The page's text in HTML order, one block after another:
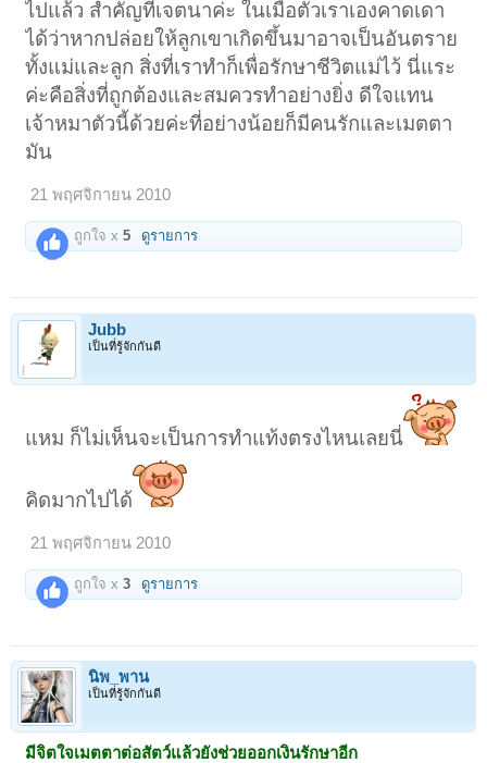
ไปแล้ว สำคัญที่เจตนาค่ะ ในเมื่อตัวเราเองคาดเดา
ได้ว่าหากปล่อยให้ลูกเขาเกิดขึ้นมาอาจเป็นอันตราย
ทั้งแม่และลูก สิ่งที่เราทำก็เพื่อรักษาชีวิตแม่ไว้ นี่แระ
ค่ะคือสิ่งที่ถูกต้องและสมควรทำอย่างยิ่ง ดีใจแทน
เจ้าหมาตัวนี้ด้วยค่ะที่อย่างน้อยก็มีคนรักและเมตตา
มัน
21 พฤศจิกายน 2010
ถูกใจ x5 ดูรายการ
Jubb
เป็นที่รู้จักกันดี
แหม ก็ไม่เห็นจะเป็นการทำแท้งตรงไหนเลยนี่
คิดมากไปได้
21 พฤศจิกายน 2010
ถูกใจ x3 ดูรายการ
นิพ_พาน
เป็นที่รู้จักกันดี
มีจิตใจเมตตาต่อสัตว์แล้วยังช่วยออกเงินรักษาอีก